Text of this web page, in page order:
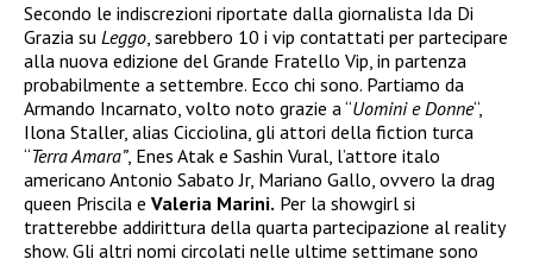
Secondo le indiscrezioni riportate dalla giornalista Ida Di
Grazia su Leggo, sarebbero 10 i vip contattati per partecipare
alla nuova edizione del Grande Fratello Vip, in partenza
probabilmente a settembre. Ecco chi sono. Partiamo da
Armando Incarnato, volto noto grazie a “Uomini e Donne“,
Ilona Staller, alias Cicciolina, gli attori della fiction turca
“Terra Amara”, Enes Atak e Sashin Vural, l’attore italo
americano Antonio Sabato Jr, Mariano Gallo, ovvero la drag
queen Priscila e Valeria Marini. Per la showgirl si
tratterebbe addirittura della quarta partecipazione al reality
show. Gli altri nomi circolati nelle ultime settimane sono